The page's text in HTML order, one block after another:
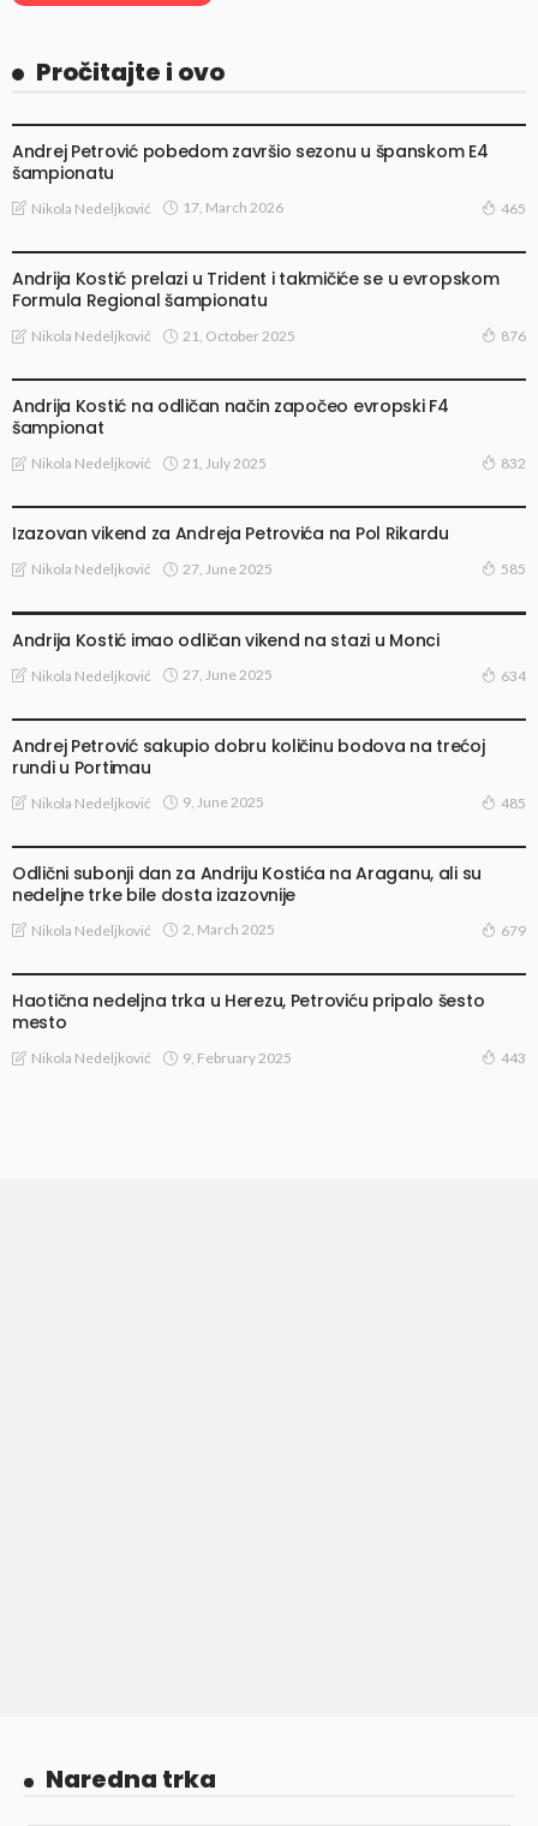
Pročitajte i ovo
Andrej Petrović pobedom završio sezonu u španskom E4
šampionatu
Nikola Nedeljković 17, March 2026 465
Andrija Kostić prelazi u Trident i takmičiće se u evropskom
Formula Regional šampionatu
Nikola Nedeljković 21, October 2025 876
Andrija Kostić na odličan način započeo evropski F4
šampionat
Nikola Nedeljković 21, July 2025 832
Izazovan vikend za Andreja Petrovića na Pol Rikardu
Nikola Nedeljković 27, June 2025 585
Andrija Kostić imao odličan vikend na stazi u Monci
Nikola Nedeljković 27, June 2025 634
Andrej Petrović sakupio dobru količinu bodova na trećoj
rundi u Portimau
Nikola Nedeljković 9, June 2025 485
Odlični subonji dan za Andriju Kostića na Araganu, ali su
nedeljne trke bile dosta izazovnije
Nikola Nedeljković 2, March 2025 679
Haotična nedeljna trka u Herezu, Petroviću pripalo šesto
mesto
Nikola Nedeljković 9, February 2025 443
Naredna trka